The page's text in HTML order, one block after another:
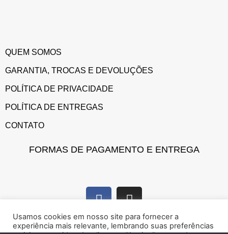
QUEM SOMOS
GARANTIA, TROCAS E DEVOLUÇÕES
POLÍTICA DE PRIVACIDADE
POLÍTICA DE ENTREGAS
CONTATO
FORMAS DE PAGAMENTO E ENTREGA
Usamos cookies em nosso site para fornecer a
experiência mais relevante, lembrando suas preferências